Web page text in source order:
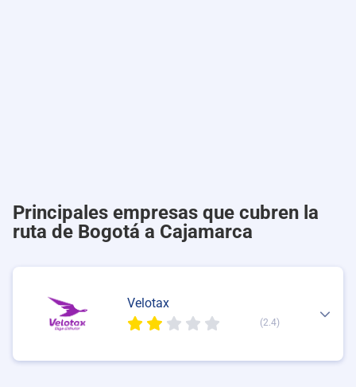
Principales empresas que cubren la
ruta de Bogotá a Cajamarca
Velotax
(2.4)